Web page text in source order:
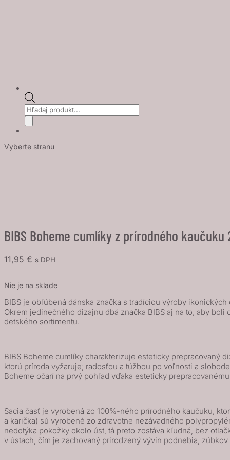
Products
search
Vyberte stranu
BIBS Boheme cumlíky z prírodného
11,95 € s DPH
Nie je na sklade
BIBS je obľúbená dánska značka s tradíciou výroby
Okrem jedinečného dizajnu dbá značka BIBS aj na to, aby
detského sortimentu.
BIBS Boheme cumlíky charakterizuje esteticky prepracovaný
ktorú príroda vyžaruje; radosťou a túžbou po voľnosti a
Boheme očarí na prvý pohľad vďaka esteticky
Sacia časť je vyrobená zo 100%-ného prírodného kaučuku,
a karička) sú vyrobené zo zdravotne nezávadného
nedotýka pokožky okolo úst, tá preto zostáva kľudná, bez
v ústach, čím je zachovaný prirodzený vývin podnebia,